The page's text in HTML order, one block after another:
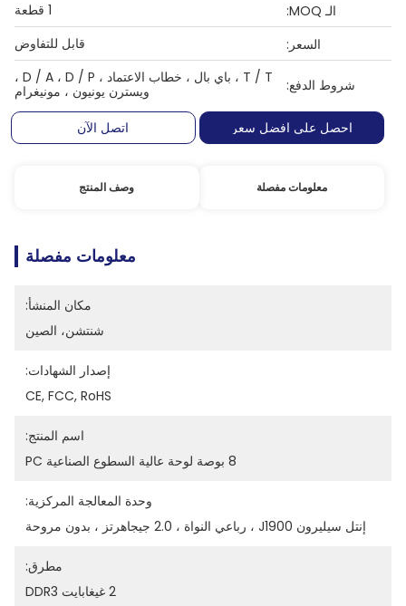
الـ MOQ:
1 قطعة
السعر:
قابل للتفاوض
شروط الدفع:
T / T ، باي بال ، خطاب الاعتماد ، D / A ، D / P ،
ويسترن يونيون ، مونيغرام
احصل على افضل سعر
اتصل الآن
معلومات مفصلة وصف المنتج
معلومات مفصلة
مكان المنشأ:
شنتشن، الصين
إصدار الشهادات:
CE, FCC, RoHS
اسم المنتج:
8 بوصة لوحة عالية السطوع الصناعية PC
وحدة المعالجة المركزية:
إنتل سيليرون J1900 ، رباعي النواة ، 2.0 جيجاهرتز ، بدون مروحة
مطرق:
2 غيغابايت DDR3